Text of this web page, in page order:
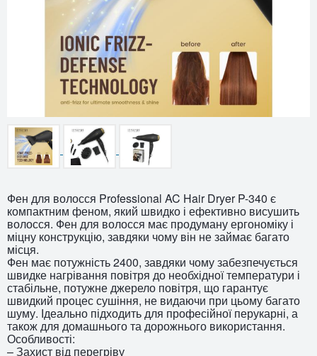
Фен для волосся Professional AC Hair Dryer P-340 є
компактним феном, який швидко і ефективно висушить
волосся. Фен для волосся має продуману ергономіку і
міцну конструкцію, завдяки чому він не займає багато
місця.
Фен має потужність 2400, завдяки чому забезпечується
швидке нагрівання повітря до необхідної температури і
стабільне, потужне джерело повітря, що гарантує
швидкий процес сушіння, не видаючи при цьому багато
шуму. Ідеально підходить для професійної перукарні, а
також для домашнього та дорожнього використання.
Особливості:
– Захист від перегріву